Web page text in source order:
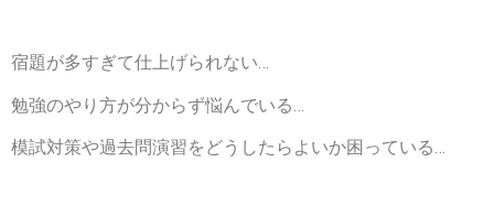
宿題が多すぎて仕上げられない…
勉強のやり方が分からず悩んでいる…
模試対策や過去問演習をどうしたらよいか困っている…